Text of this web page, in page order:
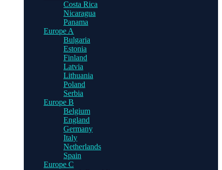
Costa Rica
Nicaragua
Panama
Europe A
Bulgaria
Estonia
Finland
Latvia
Lithuania
Poland
Serbia
Europe B
Belgium
England
Germany
Italy
Netherlands
Spain
Europe C